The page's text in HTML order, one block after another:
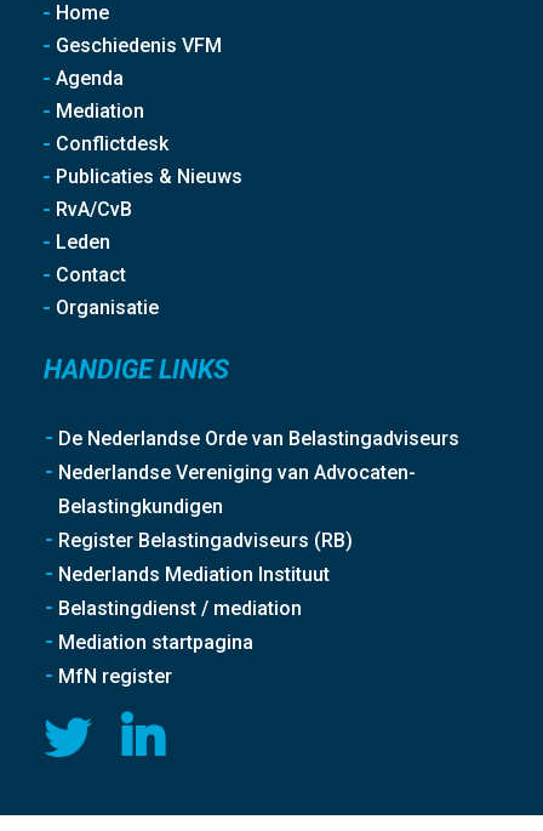
Home
Geschiedenis VFM
Agenda
Mediation
Conflictdesk
Publicaties & Nieuws
RvA/CvB
Leden
Contact
Organisatie
HANDIGE LINKS
De Nederlandse Orde van Belastingadviseurs
Nederlandse Vereniging van Advocaten-
Belastingkundigen
Register Belastingadviseurs (RB)
Nederlands Mediation Instituut
Belastingdienst / mediation
Mediation startpagina
MfN register